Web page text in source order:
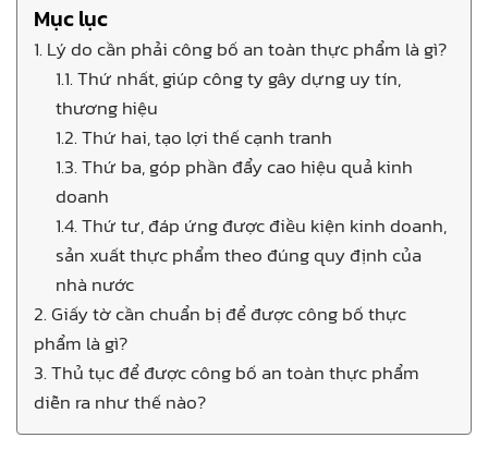
Mục lục
1. Lý do cần phải công bố an toàn thực phẩm là gì?
1.1. Thứ nhất, giúp công ty gây dựng uy tín,
thương hiệu
1.2. Thứ hai, tạo lợi thế cạnh tranh
1.3. Thứ ba, góp phần đẩy cao hiệu quả kinh
doanh
1.4. Thứ tư, đáp ứng được điều kiện kinh doanh,
sản xuất thực phẩm theo đúng quy định của
nhà nước
2. Giấy tờ cần chuẩn bị để được công bố thực
phẩm là gì?
3. Thủ tục để được công bố an toàn thực phẩm
diễn ra như thế nào?